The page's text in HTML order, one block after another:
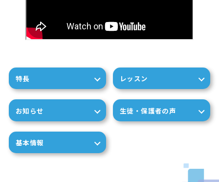
特長 レッスン
お知らせ 生徒・保護者の声
基本情報